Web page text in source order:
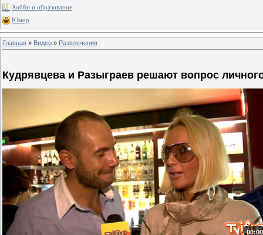
Хобби и образование
Юмор
Главная » Видео » Развлечения
Кудрявцева и Разыграев решают вопрос